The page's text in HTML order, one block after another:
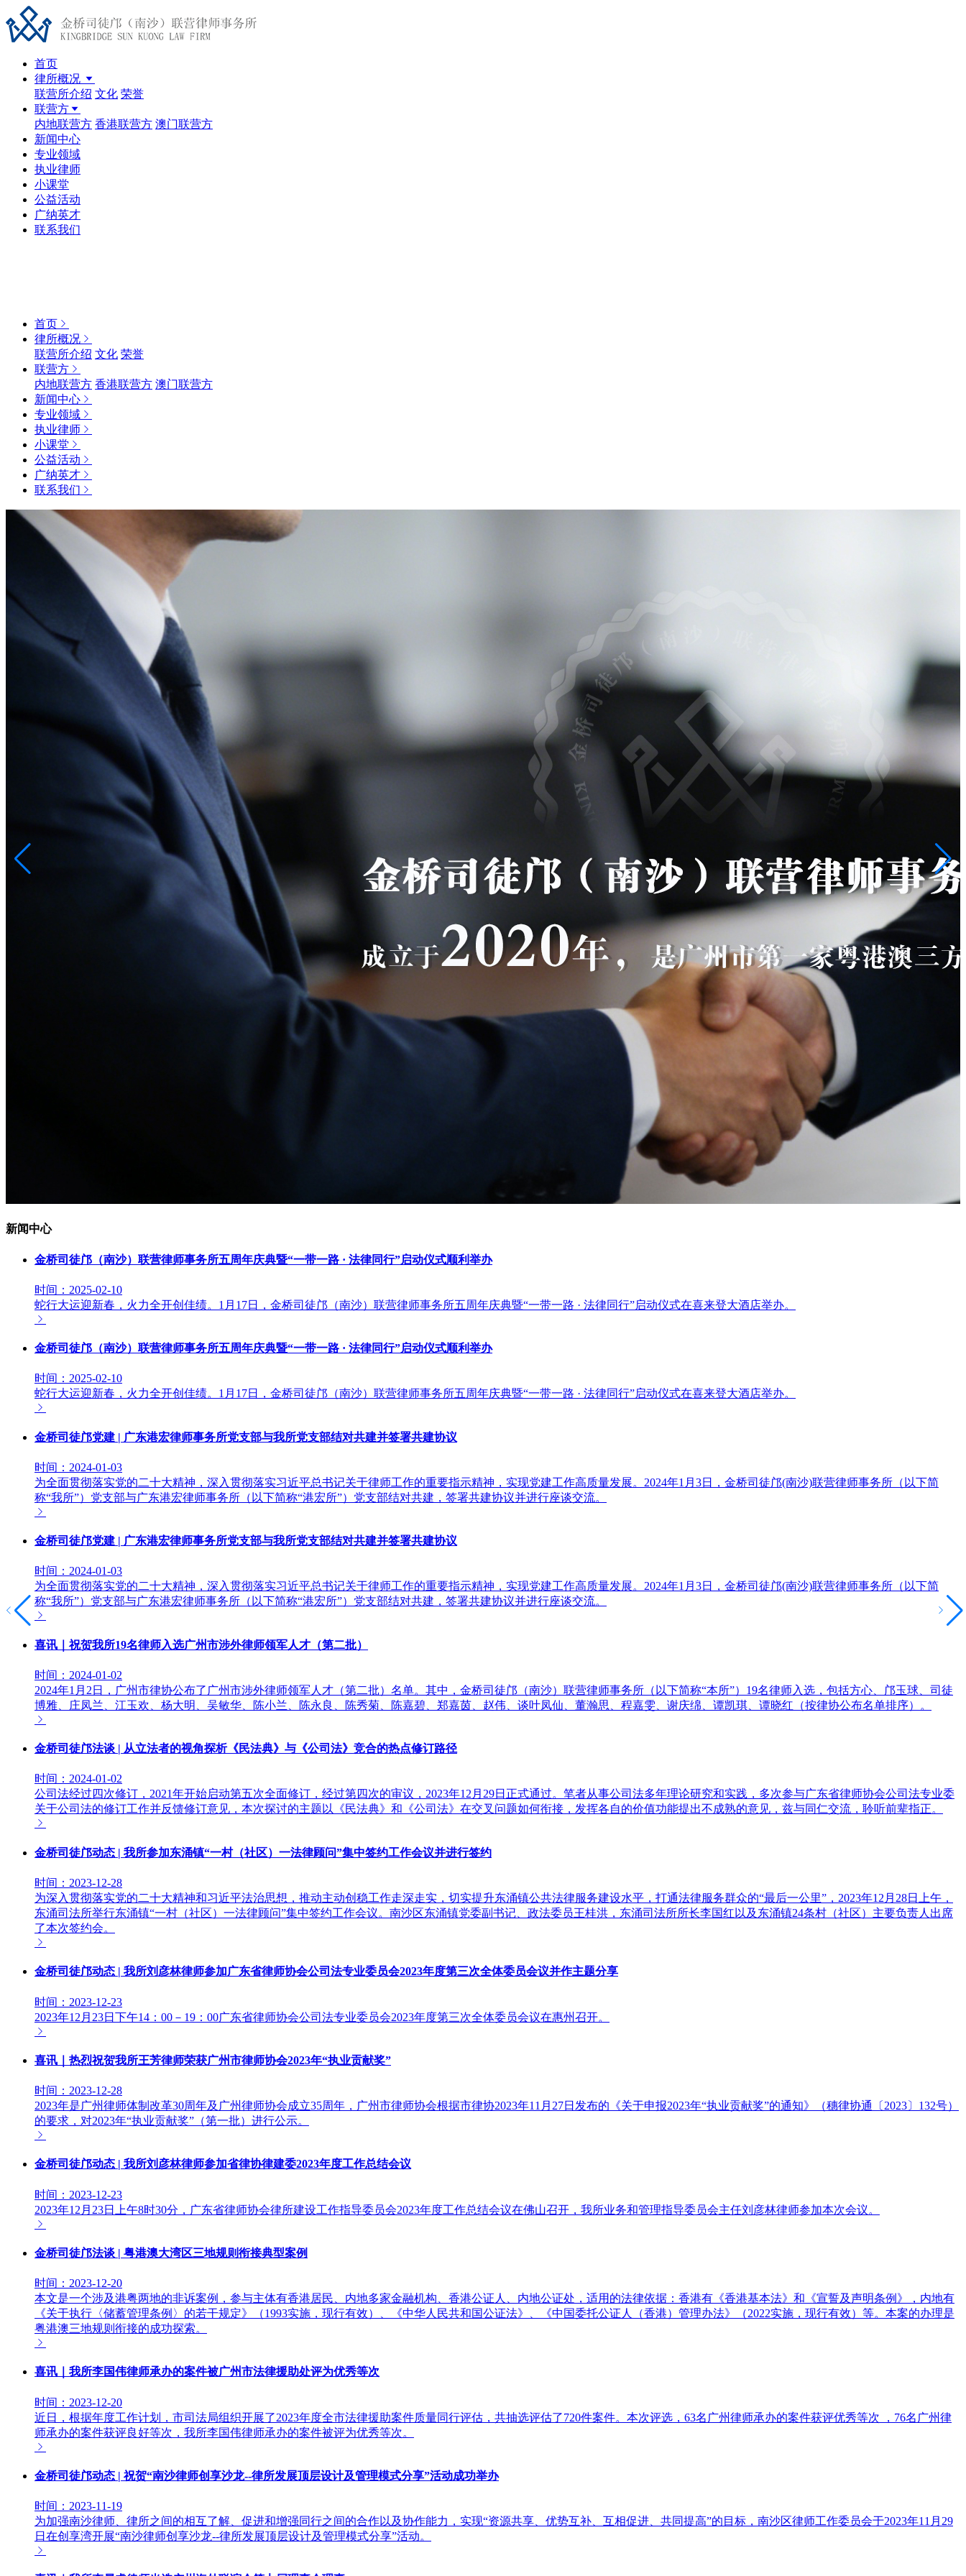
首页
律所概况
联营所介绍 文化 荣誉
联营方
内地联营方 香港联营方 澳门联营方
新闻中心
专业领域
执业律师
小课堂
公益活动
广纳英才
联系我们
首页
律所概况
联营所介绍 文化 荣誉
联营方
内地联营方 香港联营方 澳门联营方
新闻中心
专业领域
执业律师
小课堂
公益活动
广纳英才
联系我们
新闻中心
金桥司徒邝（南沙）联营律师事务所五周年庆典暨“一带一路 · 法律同行”启动仪式顺利举办
时间：2025-02-10
蛇行大运迎新春，火力全开创佳绩。1月17日，金桥司徒邝（南沙）联营律师事务所五周年庆典暨“一带一路 · 法律同行”启动仪式在喜来登大酒店举办。
金桥司徒邝（南沙）联营律师事务所五周年庆典暨“一带一路 · 法律同行”启动仪式顺利举办
时间：2025-02-10
蛇行大运迎新春，火力全开创佳绩。1月17日，金桥司徒邝（南沙）联营律师事务所五周年庆典暨“一带一路 · 法律同行”启动仪式在喜来登大酒店举办。
金桥司徒邝党建 | 广东港宏律师事务所党支部与我所党支部结对共建并签署共建协议
时间：2024-01-03
为全面贯彻落实党的二十大精神，深入贯彻落实习近平总书记关于律师工作的重要指示精神，实现党建工作高质量发展。2024年1月3日，金桥司徒邝(南沙)联营律师事务所（以下简
称“我所”）党支部与广东港宏律师事务所（以下简称“港宏所”）党支部结对共建，签署共建协议并进行座谈交流。
金桥司徒邝党建 | 广东港宏律师事务所党支部与我所党支部结对共建并签署共建协议
时间：2024-01-03
为全面贯彻落实党的二十大精神，深入贯彻落实习近平总书记关于律师工作的重要指示精神，实现党建工作高质量发展。2024年1月3日，金桥司徒邝(南沙)联营律师事务所（以下简
称“我所”）党支部与广东港宏律师事务所（以下简称“港宏所”）党支部结对共建，签署共建协议并进行座谈交流。
喜讯｜祝贺我所19名律师入选广州市涉外律师领军人才（第二批）
时间：2024-01-02
2024年1月2日，广州市律协公布了广州市涉外律师领军人才（第二批）名单。其中，金桥司徒邝（南沙）联营律师事务所（以下简称“本所”）19名律师入选，包括方心、邝玉球、司徒
博雅、庄凤兰、江玉欢、杨大明、吴敏华、陈小兰、陈永良、陈秀菊、陈嘉碧、郑嘉茵、赵伟、谈叶凤仙、董瀚思、程嘉雯、谢庆绵、谭凯琪、谭晓红（按律协公布名单排序）。
金桥司徒邝法谈 | 从立法者的视角探析《民法典》与《公司法》竞合的热点修订路径
时间：2024-01-02
公司法经过四次修订，2021年开始启动第五次全面修订，经过第四次的审议，2023年12月29日正式通过。笔者从事公司法多年理论研究和实践，多次参与广东省律师协会公司法专业委
关于公司法的修订工作并反馈修订意见，本次探讨的主题以《民法典》和《公司法》在交叉问题如何衔接，发挥各自的价值功能提出不成熟的意见，兹与同仁交流，聆听前辈指正。
金桥司徒邝动态 | 我所参加东涌镇“一村（社区）一法律顾问”集中签约工作会议并进行签约
时间：2023-12-28
为深入贯彻落实党的二十大精神和习近平法治思想，推动主动创稳工作走深走实，切实提升东涌镇公共法律服务建设水平，打通法律服务群众的“最后一公里”，2023年12月28日上午，
东涌司法所举行东涌镇“一村（社区）一法律顾问”集中签约工作会议。南沙区东涌镇党委副书记、政法委员王桂洪，东涌司法所所长李国红以及东涌镇24条村（社区）主要负责人出席
了本次签约会。
金桥司徒邝动态 | 我所刘彦林律师参加广东省律师协会公司法专业委员会2023年度第三次全体委员会议并作主题分享
时间：2023-12-23
2023年12月23日下午14：00－19：00广东省律师协会公司法专业委员会2023年度第三次全体委员会议在惠州召开。
喜讯｜热烈祝贺我所王芳律师荣获广州市律师协会2023年“执业贡献奖”
时间：2023-12-28
2023年是广州律师体制改革30周年及广州律师协会成立35周年，广州市律师协会根据市律协2023年11月27日发布的《关于申报2023年“执业贡献奖”的通知》（穗律协通〔2023〕132号）
的要求，对2023年“执业贡献奖”（第一批）进行公示。
金桥司徒邝动态 | 我所刘彦林律师参加省律协律建委2023年度工作总结会议
时间：2023-12-23
2023年12月23日上午8时30分，广东省律师协会律所建设工作指导委员会2023年度工作总结会议在佛山召开，我所业务和管理指导委员会主任刘彦林律师参加本次会议。
金桥司徒邝法谈 | 粤港澳大湾区三地规则衔接典型案例
时间：2023-12-20
本文是一个涉及港粤两地的非诉案例，参与主体有香港居民、内地多家金融机构、香港公证人、内地公证处，适用的法律依据：香港有《香港基本法》和《宣誓及声明条例》，内地有
《关于执行〈储蓄管理条例〉的若干规定》（1993实施，现行有效）、《中华人民共和国公证法》、《中国委托公证人（香港）管理办法》（2022实施，现行有效）等。本案的办理是
粤港澳三地规则衔接的成功探索。
喜讯｜我所李国伟律师承办的案件被广州市法律援助处评为优秀等次
时间：2023-12-20
近日，根据年度工作计划，市司法局组织开展了2023年度全市法律援助案件质量同行评估，共抽选评估了720件案件。本次评选，63名广州律师承办的案件获评优秀等次 ，76名广州律
师承办的案件获评良好等次，我所李国伟律师承办的案件被评为优秀等次。
金桥司徒邝动态 | 祝贺“南沙律师创享沙龙--律所发展顶层设计及管理模式分享”活动成功举办
时间：2023-11-19
为加强南沙律师、律所之间的相互了解、促进和增强同行之间的合作以及协作能力，实现“资源共享、优势互补、互相促进、共同提高”的目标，南沙区律师工作委员会于2023年11月29
日在创享湾开展“南沙律师创享沙龙--律所发展顶层设计及管理模式分享”活动。